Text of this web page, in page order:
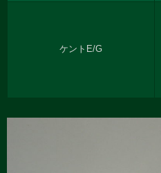
ケントE/G